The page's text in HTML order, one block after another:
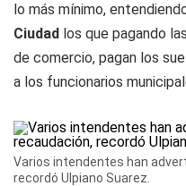
lo más mínimo,
Ciudad los que pagando
de comercio, pagan los
a los funcionarios
Varios intendentes han
recordó Ulpiano Suarez.